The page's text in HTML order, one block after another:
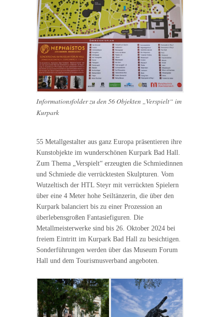
Informationsfolder zu den 56 Objekten „Verspielt“ im
Kurpark
55 Metallgestalter aus ganz Europa präsentieren ihre
Kunstobjekte im wunderschönen Kurpark Bad Hall.
Zum Thema „Verspielt“ erzeugten die Schmiedinnen
und Schmiede die verrücktesten Skulpturen. Vom
Wutzeltisch der HTL Steyr mit verrückten Spielern
über eine 4 Meter hohe Seiltänzerin, die über den
Kurpark balanciert bis zu einer Prozession an
überlebensgroßen Fantasiefiguren. Die
Metallmeisterwerke sind bis 26. Oktober 2024 bei
freiem Eintritt im Kurpark Bad Hall zu besichtigen.
Sonderführungen werden über das Museum Forum
Hall und dem Tourismusverband angeboten.